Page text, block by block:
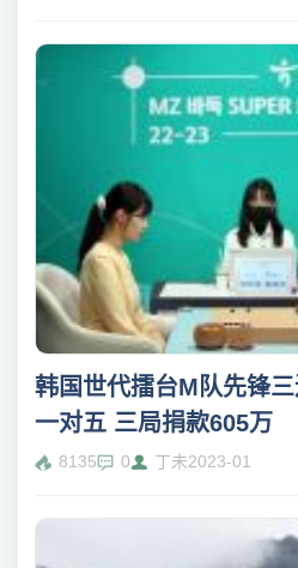
韩国世代擂台M队先锋
一对五 三局捐款605万
8135 0 丁未2023-01